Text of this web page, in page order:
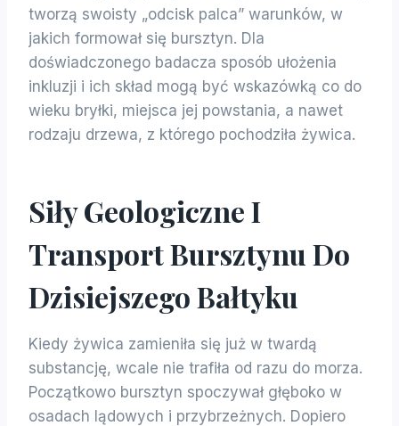
tworzą swoisty „odcisk palca” warunków, w
jakich formował się bursztyn. Dla
doświadczonego badacza sposób ułożenia
inkluzji i ich skład mogą być wskazówką co do
wieku bryłki, miejsca jej powstania, a nawet
rodzaju drzewa, z którego pochodziła żywica.
Siły Geologiczne I
Transport Bursztynu Do
Dzisiejszego Bałtyku
Kiedy żywica zamieniła się już w twardą
substancję, wcale nie trafiła od razu do morza.
Początkowo bursztyn spoczywał głęboko w
osadach lądowych i przybrzeżnych. Dopiero